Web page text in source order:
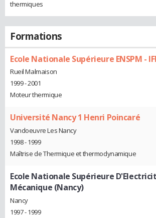
thermiques
Formations
Ecole Nationale Supérieure ENSPM -
Rueil Malmaison
1999 - 2001
Moteur thermique
Université Nancy 1 Henri Poincaré
Vandoeuvre Les Nancy
1998 - 1999
Maîtrise de Thermique et thermodynamique
Ecole Nationale Supérieure
Mécanique (Nancy)
Nancy
1997 - 1999